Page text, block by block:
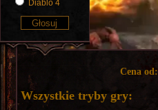
Cena od:
Wszystkie tryby gry: